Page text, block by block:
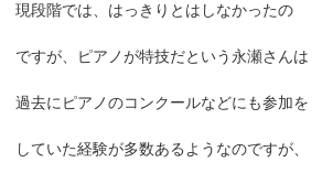
現段階では、はっきりとはしなかったの
ですが、ピアノが特技だという永瀬さんは
過去にピアノのコンクールなどにも参加を
していた経験が多数あるようなのですが、